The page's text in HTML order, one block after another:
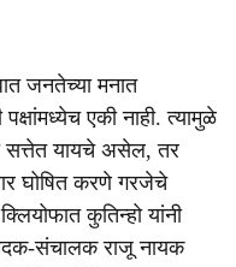
जनतेच्या मनात
एकी नाही. त्यामुळे
सत्तेत यायचे असेल, तर
घोषित करणे गरजेचे
कुतिन्हो यांनी
संचालक राजू नायक